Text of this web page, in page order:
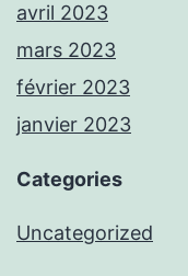
avril 2023
mars 2023
février 2023
janvier 2023
Categories
Uncategorized